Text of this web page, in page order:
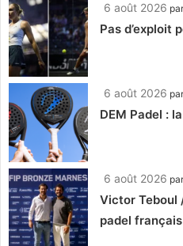
6 août 2026
Pas d’exploit
6 août 2026
DEM Padel :
6 août 2026
Victor Teboul
padel